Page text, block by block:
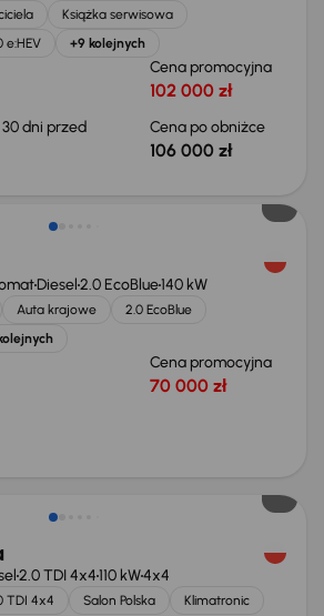
Książka serwisowa
e:HEV +9 kolejnych
Cena promocyjna
102 000 zł
dni przed
Cena po obniżce
106 000 zł
Diesel2.0 EcoBlue140 kW
Auta krajowe
2.0 EcoBlue
Cena promocyjna
70 000 zł
2.0 TDI 4x4110 kW4x4
TDI 4x4 Salon Polska
Klimatronic